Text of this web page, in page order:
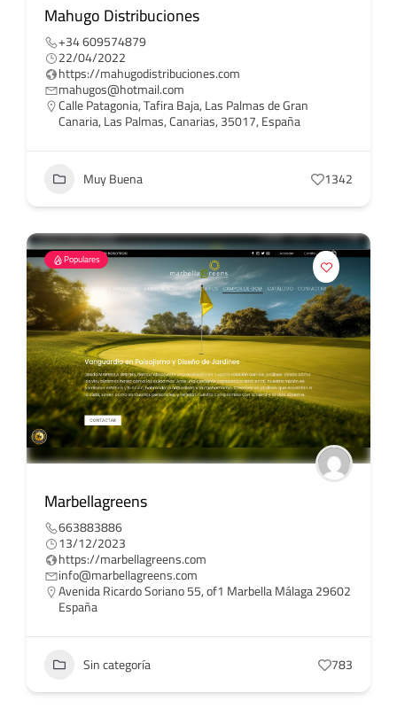
Mahugo Distribuciones
+34 609574879
22/04/2022
https://mahugodistribuciones.com
mahugos@hotmail.com
Calle Patagonia, Tafira Baja, Las Palmas de Gran
Canaria, Las Palmas, Canarias, 35017, España
Muy Buena 1342
Populares
Marbellagreens
663883886
13/12/2023
https://marbellagreens.com
info@marbellagreens.com
Avenida Ricardo Soriano 55, of1 Marbella Málaga 29602
España
Sin categoría 783